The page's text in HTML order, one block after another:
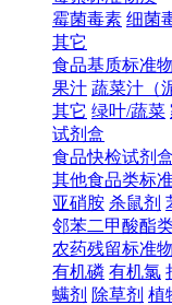
霉菌毒素 细菌
其它
食品基质标准
果汁 蔬菜汁（
其它 绿叶/蔬菜
试剂盒
食品快检试剂盒
其他食品类标
亚硝胺 杀鼠剂
邻苯二甲酸酯
农药残留标准
有机磷 有机氯
螨剂 除草剂 植